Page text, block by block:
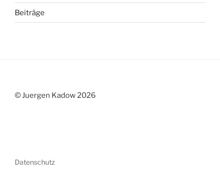
Beiträge
© Juergen Kadow 2026
Datenschutz